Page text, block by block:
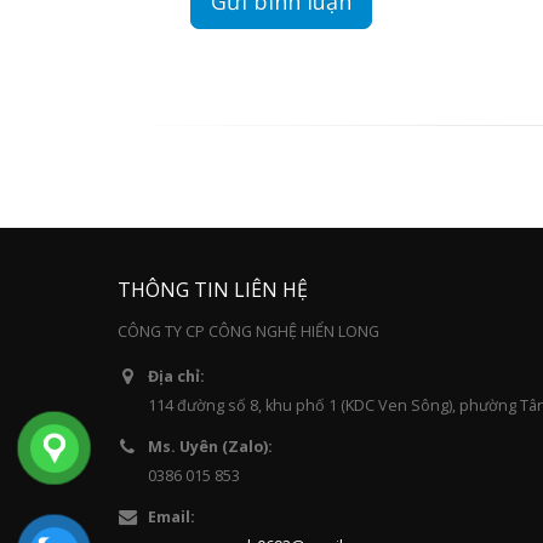
THÔNG TIN LIÊN HỆ
CÔNG TY CP CÔNG NGHỆ HIỂN LONG
Địa chỉ:
114 đường số 8, khu phố 1 (KDC Ven Sông), phường
Ms. Uyên (Zalo):
0386 015 853
Email: